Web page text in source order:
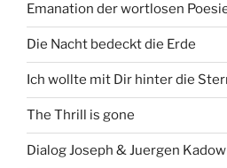
Emanation der wortlosen
Die Nacht bedeckt die Erde
Ich wollte mit Dir hinter die
The Thrill is gone
Dialog Joseph & Juergen Kadow